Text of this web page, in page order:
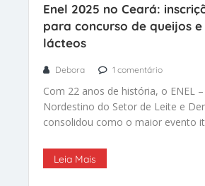
Enel 2025 no Ceará:
para concurso de queijos
lácteos
Debora 1 comentário
Com 22 anos de história, o ENEL
Nordestino do Setor de Leite e
consolidou como o maior evento
13 de setembro de 2025 acontece
Leia Mais